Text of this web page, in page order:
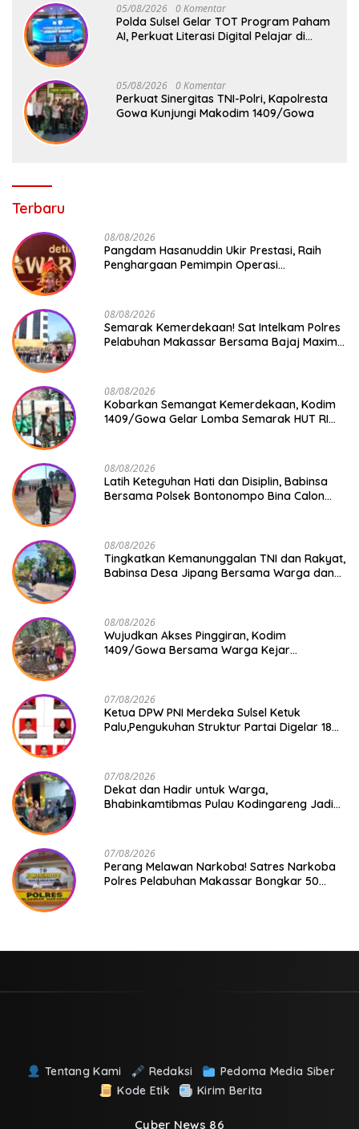
05/08/2026 0 Komentar
Polda Sulsel Gelar TOT Program Paham
AI, Perkuat Literasi Digital Pelajar di
05/08/2026 0 Komentar
Perkuat Sinergitas TNI-Polri, Kapolresta
Gowa Kunjungi Makodim 1409/Gowa
Terbaru
08/08/2026
Pangdam Hasanuddin Ukir Prestasi, Raih
Penghargaan Pemimpin Operasi
08/08/2026
Semarak Kemerdekaan! Sat Intelkam Polres
Pelabuhan Makassar Bersama Bajaj Maxim
08/08/2026
Kobarkan Semangat Kemerdekaan, Kodim
1409/Gowa Gelar Lomba Semarak HUT RI
08/08/2026
Latih Keteguhan Hati dan Disiplin, Babinsa
Bersama Polsek Bontonompo Bina Calon
08/08/2026
Tingkatkan Kemanunggalan TNI dan Rakyat,
Babinsa Desa Jipang Bersama Warga dan
08/08/2026
Wujudkan Akses Pinggiran, Kodim
1409/Gowa Bersama Warga Kejar
07/08/2026
Ketua DPW PNI Merdeka Sulsel Ketuk
Palu,Pengukuhan Struktur Partai Digelar 18
07/08/2026
Dekat dan Hadir untuk Warga,
Bhabinkamtibmas Pulau Kodingareng Jadi
07/08/2026
Perang Melawan Narkoba! Satres Narkoba
Polres Pelabuhan Makassar Bongkar 50
Tentang Kami Redaksi
Pedoma Media Siber
Kode Etik
Kirim Berita
Cyber News 86